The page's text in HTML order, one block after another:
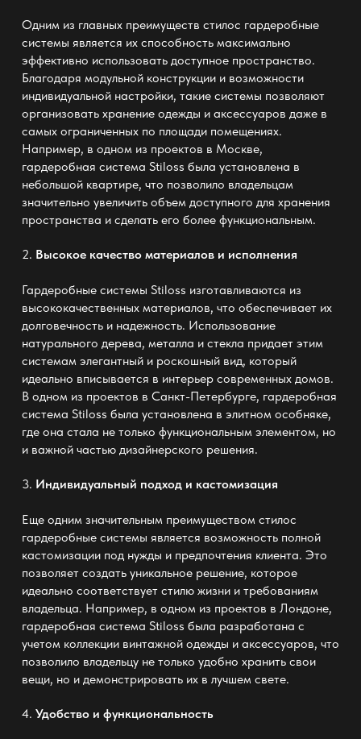
Одним из главных преимуществ стилос гардеробные
системы является их способность максимально
эффективно использовать доступное пространство.
Благодаря модульной конструкции и возможности
индивидуальной настройки, такие системы позволяют
организовать хранение одежды и аксессуаров даже в
самых ограниченных по площади помещениях.
Например, в одном из проектов в Москве,
гардеробная система Stiloss была установлена в
небольшой квартире, что позволило владельцам
значительно увеличить объем доступного для хранения
пространства и сделать его более функциональным.
2. Высокое качество материалов и исполнения
Гардеробные системы Stiloss изготавливаются из
высококачественных материалов, что обеспечивает их
долговечность и надежность. Использование
натурального дерева, металла и стекла придает этим
системам элегантный и роскошный вид, который
идеально вписывается в интерьер современных домов.
В одном из проектов в Санкт-Петербурге, гардеробная
система Stiloss была установлена в элитном особняке,
где она стала не только функциональным элементом, но
и важной частью дизайнерского решения.
3. Индивидуальный подход и кастомизация
Еще одним значительным преимуществом стилос
гардеробные системы является возможность полной
кастомизации под нужды и предпочтения клиента. Это
позволяет создать уникальное решение, которое
идеально соответствует стилю жизни и требованиям
владельца. Например, в одном из проектов в Лондоне,
гардеробная система Stiloss была разработана с
учетом коллекции винтажной одежды и аксессуаров, что
позволило владельцу не только удобно хранить свои
вещи, но и демонстрировать их в лучшем свете.
4. Удобство и функциональность